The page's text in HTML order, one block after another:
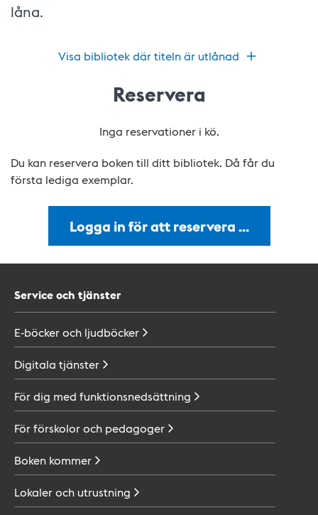
låna.
Visa bibliotek där titeln är utlånad
Reservera
Inga reservationer i kö.
Du kan reservera boken till ditt bibliotek. Då får du
första lediga exemplar.
Logga in för att reservera …
Service och tjänster
E-böcker och ljudböcker
Digitala tjänster
För dig med funktionsnedsättning
För förskolor och pedagoger
Boken kommer
Lokaler och utrustning